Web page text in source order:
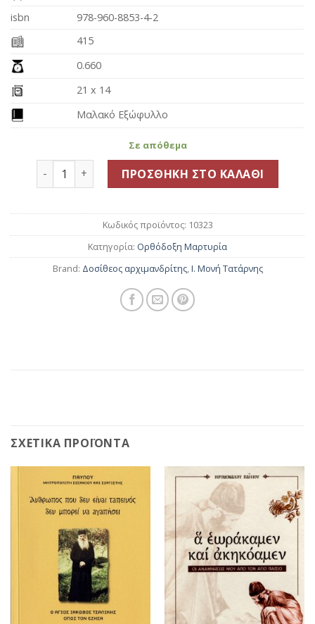
isbn
978-960-8853-4-2
415
0.660
21 x 14
Μαλακό Εξώφυλλο
Σε απόθεμα
Θέλω να πιω όλο το Βόσπορο ποσότητα
ΠΡΟΣΘΉΚΗ ΣΤΟ ΚΑΛΆΘΙ
Κωδικός προϊόντος: 10323
Κατηγορία: Ορθόδοξη Μαρτυρία
Brand: Δοσίθεος αρχιμανδρίτης,Ι. Μονή Τατάρνης
ΣΧΕΤΙΚΆ ΠΡΟΪΌΝΤΑ